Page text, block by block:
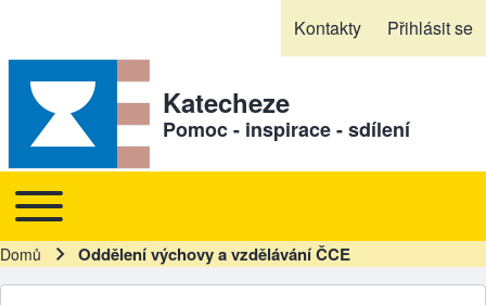
Kontakty Přihlásit se
Katecheze
Pomoc - inspirace - sdílení
Hlavní navigace
Toggle main menu
Drobečková navigace
Domů Oddělení výchovy a vzdělávání ČCE